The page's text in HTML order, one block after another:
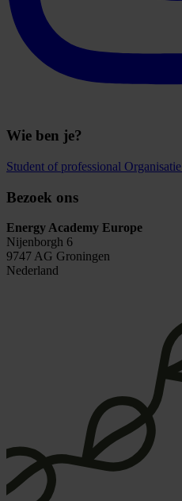
Wie ben je?
Student of professional Organisatie
Bezoek ons
Energy Academy Europe
Nijenborgh 6
9747 AG Groningen
Nederland